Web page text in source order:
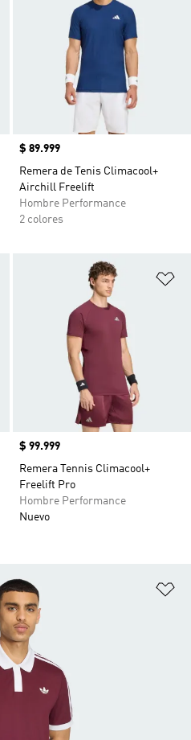
Precio
$ 89.999
Remera de Tenis Climacool+
Airchill Freelift
Hombre Performance
2 colores
Añadir a la lista de deseos
Precio
$ 99.999
Remera Tennis Climacool+
Freelift Pro
Hombre Performance
Nuevo